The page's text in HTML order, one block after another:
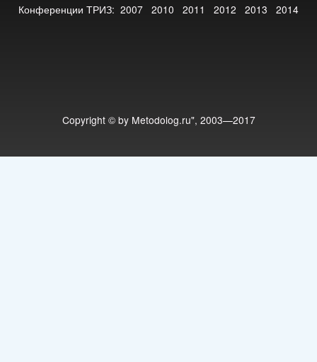
Конференции ТРИЗ: 2007 2010 2011 2012 2013 2014
Copyright © by Metodolog.ru", 2003—2017